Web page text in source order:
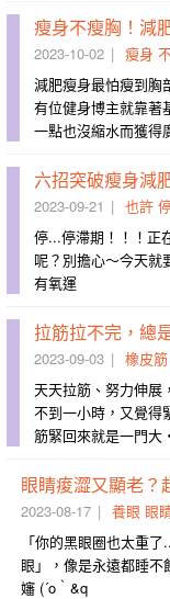
瘦身不瘦胸！減
2023-10-02 瘦身
減肥瘦身最怕瘦到胸
有位健身博主就靠著
一點也沒縮水而獲得
六招突破瘦身減
2023-09-21 也許
停...停滯期！！！正
呢？別擔心～今天
有氧運
拉筋拉不完，總
2023-09-03 橡皮筋
天天拉筋、努力伸展
不到一小時，又覺得
筋緊回來就是一門大・
眼睛痠澀又顯老？
2023-08-17 養眼 眼
「你的黑眼圈也太重
眼」，像是永遠都睡
嬸 (´o｀&q